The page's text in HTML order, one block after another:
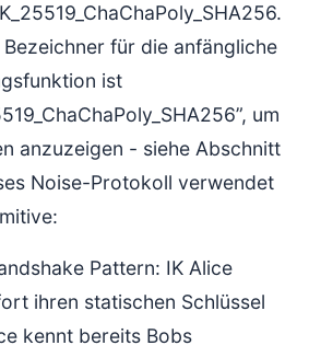
für die anfängliche
ist
um
anzuzeigen - siehe Abschnitt
Noise-Protokoll verwendet
Pattern: IK Alice
ihren statischen Schlüssel
kennt bereits Bobs